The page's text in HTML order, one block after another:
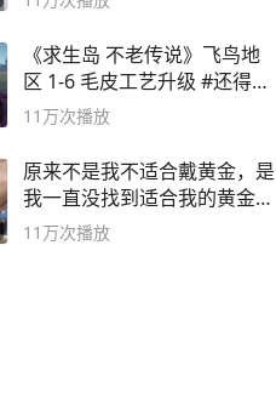
《求生岛 不老传说》飞鸟地
区 1-6 毛皮工艺升级 #还得是
主机大作
11万次播放
原来不是我不适合戴黄金，是
我一直没找到适合我的黄金
😭
11万次播放